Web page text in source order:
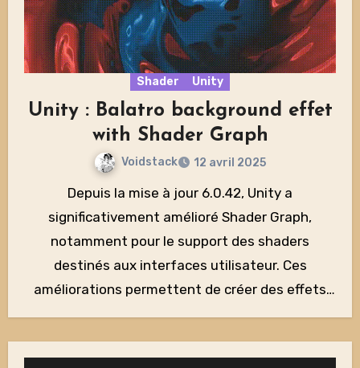
Shader Unity
Unity : Balatro background effet
with Shader Graph
Voidstack 12 avril 2025
Depuis la mise à jour 6.0.42, Unity a
significativement amélioré Shader Graph,
notamment pour le support des shaders
destinés aux interfaces utilisateur. Ces
améliorations permettent de créer des effets
visuels…